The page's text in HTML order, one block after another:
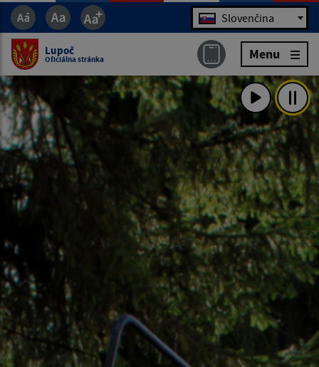
Jazyk Slovenčina
Lupoč
Oficiálna stránka Menu